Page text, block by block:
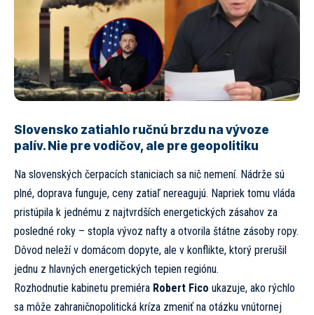
Slovensko zatiahlo ručnú brzdu na vývoze
palív. Nie pre vodičov, ale pre geopolitiku
Na slovenských čerpacích staniciach sa nič nemení. Nádrže sú
plné, doprava funguje, ceny zatiaľ nereagujú. Napriek tomu vláda
pristúpila k jednému z najtvrdších energetických zásahov za
posledné roky – stopla vývoz nafty a otvorila štátne zásoby ropy.
Dôvod neleží v domácom dopyte, ale v konflikte, ktorý prerušil
jednu z hlavných energetických tepien regiónu.
Rozhodnutie kabinetu premiéra Robert Fico ukazuje, ako rýchlo
sa môže zahraničnopolitická kríza zmeniť na otázku vnútornej